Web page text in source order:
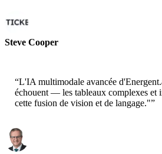
Steve Cooper
“L'IA multimodale avancée
échouent — les tableaux complexes et
cette fusion de vision et de langage."”